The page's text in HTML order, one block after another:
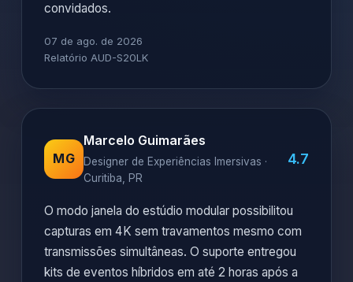
convidados.
07 de ago. de 2026
Relatório AUD-S20LK
MG
Marcelo Guimarães
Designer de Experiências Imersivas ·
Curitiba, PR
4.7
O modo janela do estúdio modular possibilitou
capturas em 4K sem travamentos mesmo com
transmissões simultâneas. O suporte entregou
kits de eventos híbridos em até 2 horas após a